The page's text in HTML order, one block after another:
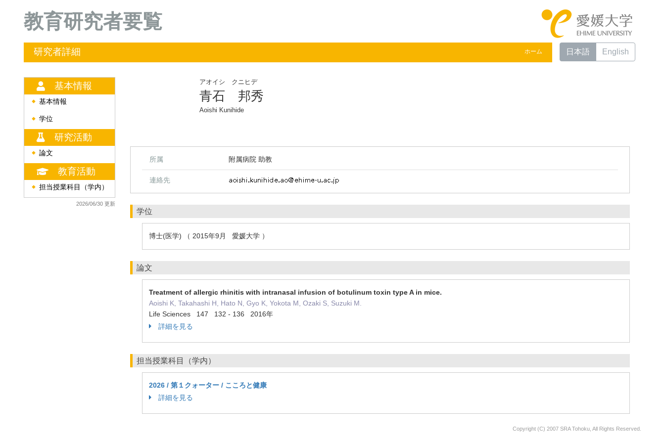
教育研究者要覧
研究者詳細 ホーム 日本語 English
基本情報
◆ 基本情報
◆ 学位
研究活動
◆ 論文
教育活動
◆ 担当授業科目（学内）
2026/06/30 更新
アオイシ クニヒデ
青石 邦秀
Aoishi Kunihide
所属 附属病院 助教
連絡先
学位
博士(医学) （ 2015年9月 愛媛大学 ）
論文
Treatment of allergic rhinitis with intranasal infusion of botulinum toxin type A in mice.
Aoishi K, Takahashi H, Hato N, Gyo K, Yokota M, Ozaki S, Suzuki M.
Life Sciences 147 132 - 136 2016年
詳細を見る
担当授業科目（学内）
2026 / 第１クォーター / こころと健康
詳細を見る
Copyright (C) 2007 SRA Tohoku, All Rights Reserved.